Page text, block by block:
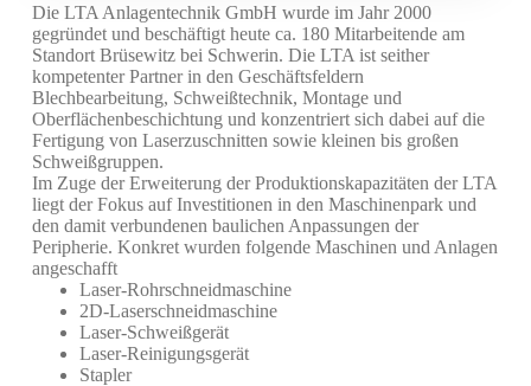
Die LTA Anlagentechnik GmbH wurde im Jahr 2000
gegründet und beschäftigt heute ca. 180 Mitarbeitende am
Standort Brüsewitz bei Schwerin. Die LTA ist seither
kompetenter Partner in den Geschäftsfeldern
Blechbearbeitung, Schweißtechnik, Montage und
Oberflächenbeschichtung und konzentriert sich dabei auf die
Fertigung von Laserzuschnitten sowie kleinen bis großen
Schweißgruppen.
Im Zuge der Erweiterung der Produktionskapazitäten der LTA
liegt der Fokus auf Investitionen in den Maschinenpark und
den damit verbundenen baulichen Anpassungen der
Peripherie. Konkret wurden folgende Maschinen und Anlagen
angeschafft
Laser-Rohrschneidmaschine
2D-Laserschneidmaschine
Laser-Schweißgerät
Laser-Reinigungsgerät
Stapler